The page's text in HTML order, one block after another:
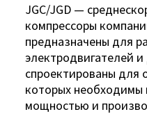
JGC/JGD —
компрессоры
предназначены для
электродвигателей
спроектированы для
которых необходимы
мощностью и